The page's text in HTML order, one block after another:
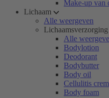
Make-up van
Lichaam
Alle weergeven
Lichaamsverzorging
Alle
Bodylotion
Deodorant
Bodybutter
Body oil
Cellulitis
Body foam